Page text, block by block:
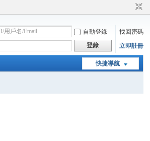
自動登錄
找回密碼
登錄 立即註冊
快捷導航